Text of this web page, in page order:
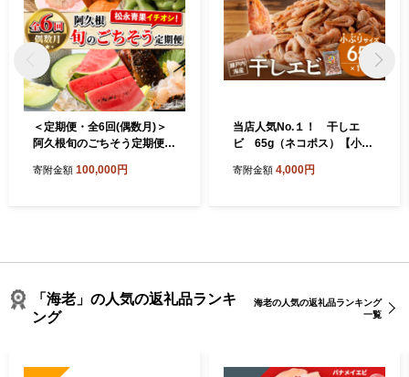
＜定期便・全6回(偶数月)＞
阿久根旬のごちそう定期便
ら豆・南国グリーンメロン・
寄附金額 100,000円
当店人気No.１！ 干しエ
ビ 65g（ネコポス）【小ぶ
パリパリ 海鮮珍味 特産品 干
寄附金額 4,000円
「海老」の人気の返礼品ランキ
ング
海老の人気の返礼品ランキング
一覧